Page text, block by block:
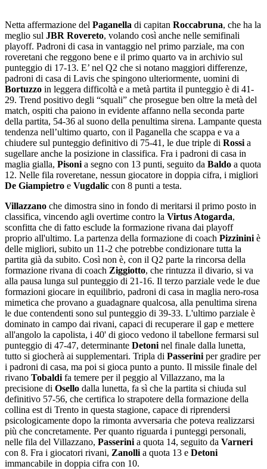
Netta affermazione del Paganella di capitan Roccabruna, che ha la
meglio sul JBR Rovereto, volando così anche nelle semifinali
playoff. Padroni di casa in vantaggio nel primo parziale, ma con
roveretani che reggono bene e il primo quarto va in archivio sul
punteggio di 17-13. E’ nel Q2 che si notano maggiori differenze,
padroni di casa di Lavis che spingono ulteriormente, uomini di
Bortuzzo in leggera difficoltà e a metà partita il punteggio è di 41-
29. Trend positivo degli “squali” che prosegue ben oltre la metà del
match, ospiti cha paiono in evidente affanno nella seconda parte
della partita, 54-36 al suono della penultima sirena. Lampante questa
tendenza nell’ultimo quarto, con il Paganella che scappa e va a
chiudere sul punteggio definitivo di 75-41, le due triple di Rossi a
sugellare anche la posizione in classifica. Fra i padroni di casa in
maglia gialla, Pisoni a segno con 13 punti, seguito da Baldo a quota
12. Nelle fila roveretane, nessun giocatore in doppia cifra, i migliori
De Giampietro e Vugdalic con 8 punti a testa.
Villazzano che dimostra sino in fondo di meritarsi il primo posto in
classifica, vincendo agli overtime contro la Virtus Atogarda,
sconfitta che di fatto esclude la formazione rivana dai playoff
proprio all'ultimo. La partenza della formazione di coach Pizzinini è
delle migliori, subito un 11-2 che potrebbe condizionare tutta la
partita già da subito. Così non è, con il Q2 parte la rincorsa della
formazione rivana di coach Ziggiotto, che rintuzza il divario, si va
alla pausa lunga sul punteggio di 21-16. Il terzo parziale vede le due
formazioni giocare in equilibrio, padroni di casa in maglia nero-rosa
mimetica che provano a guadagnare qualcosa, alla penultima sirena
le due contendenti sono sul punteggio di 39-33. L'ultimo parziale è
dominato in campo dai rivani, capaci di recuperare il gap e mettere
all'angolo la capolista, i 40' di gioco vedono il tabellone fermarsi sul
punteggio di 47-47, determinante Detoni nel finale dalla lunetta,
tutto si giocherà ai supplementari. Tripla di Passerini per gradire per
i padroni di casa, ma poi si gioca punto a punto. Il missile finale del
rivano Tobaldi fa temere per il peggio al Villazzano, ma la
precisione di Osello dalla lunetta, fa sì che la partita si chiuda sul
definitivo 57-56, che certifica lo strapotere della formazione della
collina est di Trento in questa stagione, capace di riprendersi
psicologicamente dopo la rimonta avversaria che poteva realizzarsi
più che concretamente. Per quanto riguarda i punteggi personali,
nelle fila del Villazzano, Passerini a quota 14, seguito da Varneri
con 8. Fra i giocatori rivani, Zanolli a quota 13 e Detoni
immancabile in doppia cifra con 10.